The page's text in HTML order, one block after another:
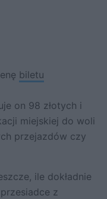
biletu
on 98 złotych i
miejskiej do woli
przejazdów czy
ile dokładnie
z